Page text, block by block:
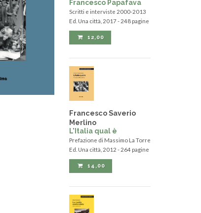
Francesco Papafava
Scritti e interviste 2000-2013
Ed. Una città, 2017 - 248 pagine
12,00
Francesco Saverio
Merlino
L'Italia qual è
Prefazione di Massimo La Torre
Ed. Una città, 2012 - 264 pagine
14,00